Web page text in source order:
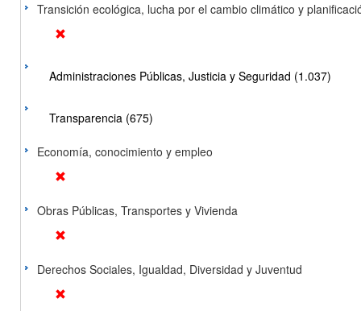
Transición ecológica, lucha por el cambio climático y
Administraciones Públicas, Justicia y Seguridad (1.037)
Transparencia (675)
Economía, conocimiento y empleo
Obras Públicas, Transportes y Vivienda
Derechos Sociales, Igualdad, Diversidad y Juventud